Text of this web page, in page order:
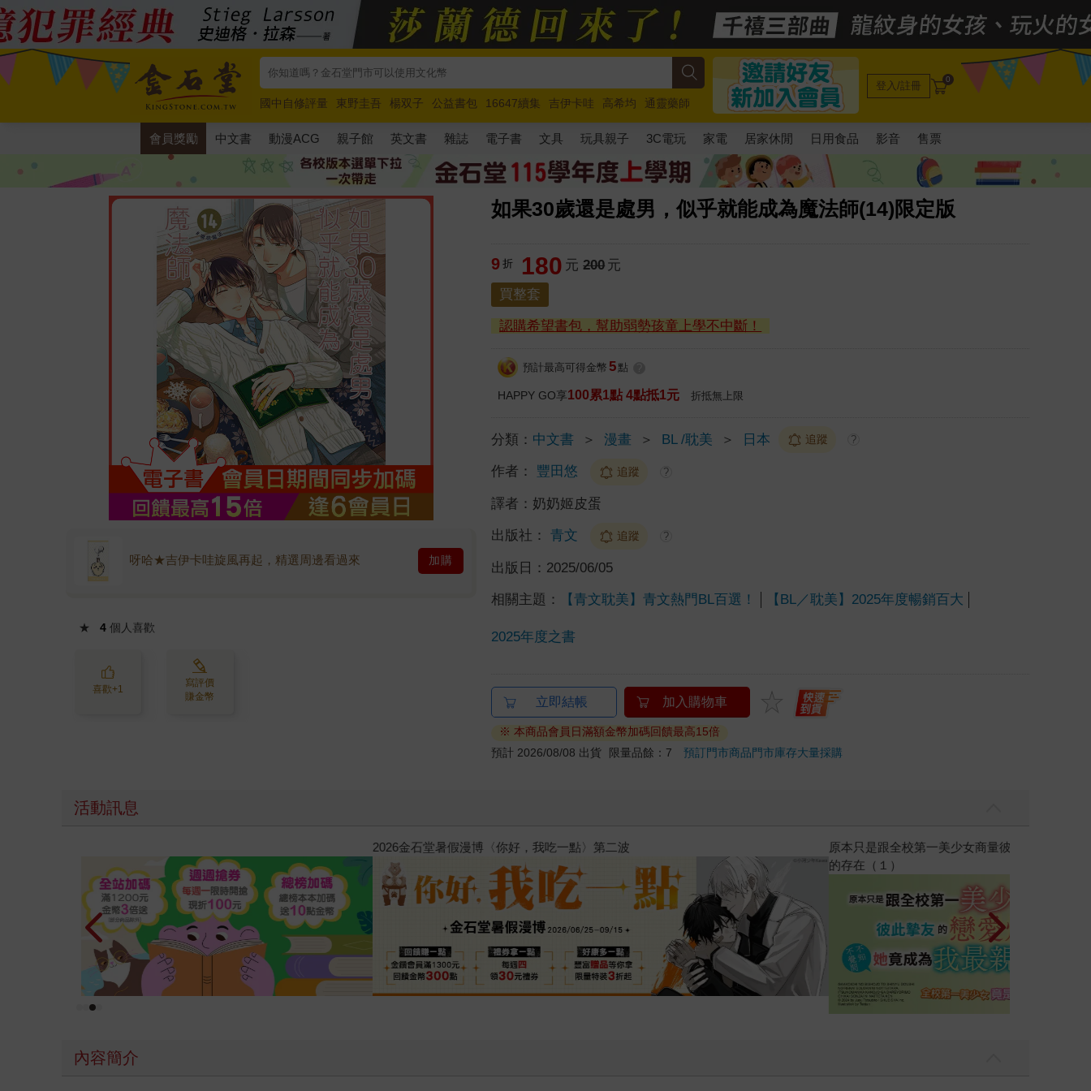
國中自修評量 東野圭吾 楊双子 公益書包 16647續集 吉伊卡哇 高希均
通靈藥師
唯紅花綻放
奧德賽 路邊攤新作 馬斯克 玩具總動員5 超慢跑
登入/註冊 0
會員獎勵 中文書 動漫ACG 親子館 英文書 雜誌 電子書 文具 玩具親子 3C電玩 家電 居家休閒 日用食品 影音 售票
如果30歲還是處男，似乎就能成為魔法師(14)限定版
呀哈★吉伊卡哇旋風再起，精選周邊看過來 加購
★ 4 個人喜歡
喜歡+1
寫評價
賺金幣
9 折 180 元 200 元
買整套
認購希望書包，幫助弱勢孩童上學不中斷！
預計最高可得金幣 5 點
HAPPY GO享100累1點 4點抵1元 折抵無上限
分類： 中文書 ＞ 漫畫 ＞ BL /耽美 ＞ 日本 追蹤 ?
作者： 豐田悠 追蹤 ?
譯者： 奶奶姬皮蛋
出版社： 青文 追蹤 ?
出版日： 2025/06/05
相關主題： 【青文耽美】青文熱門BL百選！ 【BL／耽美】2025年度暢銷百大
2025年度之書
立即結帳 加入購物車
※ 本商品會員日滿額金幣加碼回饋最高15倍
預計 2026/08/08 出貨
限量品餘：7預訂門市商品門市庫存大量採購
活動訊息
原本只是跟全校第一美少女商量彼此摯友的戀愛煩惱，不知不覺間她竟成為我最親近
的存在（１）
攻殼機動隊 (1995) 4K數位修復版 黃色書刊回來了
內容簡介